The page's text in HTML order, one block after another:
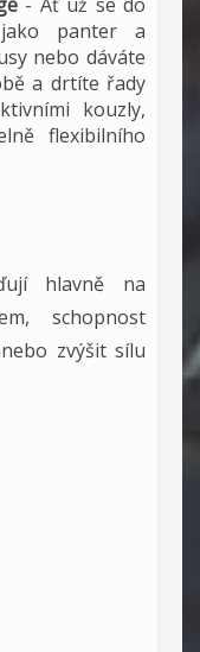
panter a
nebo dáváte
a drtíte řady
kouzly,
flexibilního
hlavně na
schopnost
zvýšit sílu